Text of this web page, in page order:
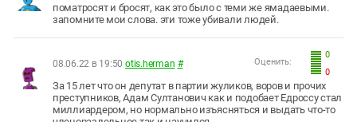
поматросят и бросят, как это было с теми же ямадаевыми.
запомните мои слова. эти тоже убивали людей.
0
0
Оценить:
08.06.22 в 19:50 otis.herman #
За 15 лет что он депутат в партии жуликов, воров и прочих
преступников, Адам Султанович как и подобает Едроссу стал
миллиардером, но нормально изъясняться и выдать что-то